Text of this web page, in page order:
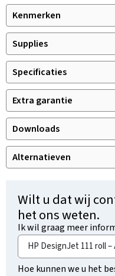
Kenmerken
Supplies
Specificaties
Extra garantie
Downloads
Alternatieven
Wilt u dat wij
het ons weten.
Ik wil graag meer
Hoe kunnen we u het